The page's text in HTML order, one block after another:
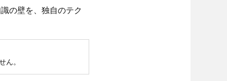
の壁を、独自のテク
ん。